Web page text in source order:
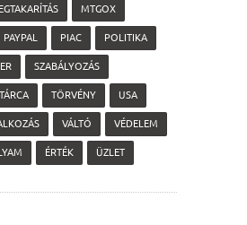
MTGOX
PAYPAL PIAC POLITIKA
SZABÁLYOZÁS
TÁRCA TÖRVÉNY USA
VÁLTÓ VÉDELEM
ÉRTÉK ÜZLET